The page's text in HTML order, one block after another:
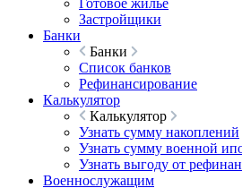
Готовое жилье
Застройщики
Банки
Банки
Список банков
Рефинансирование
Калькулятор
Калькулятор
Узнать сумму накоплений
Узнать сумму военной
Узнать выгоду от
Военнослужащим